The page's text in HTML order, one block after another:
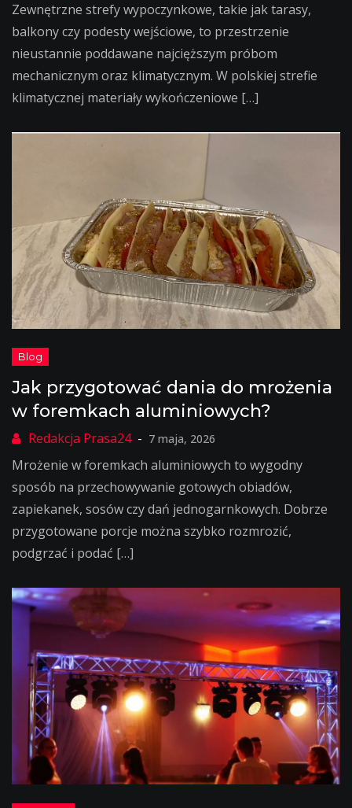
Zewnętrzne strefy wypoczynkowe, takie jak tarasy,
balkony czy podesty wejściowe, to przestrzenie
nieustannie poddawane najcięższym próbom
mechanicznym oraz klimatycznym. W polskiej strefie
klimatycznej materiały wykończeniowe […]
Jak przygotować dania do mrożenia
w foremkach aluminiowych?
7 maja, 2026
Mrożenie w foremkach aluminiowych to wygodny
sposób na przechowywanie gotowych obiadów,
zapiekanek, sosów czy dań jednogarnkowych. Dobrze
przygotowane porcje można szybko rozmrozić,
podgrzać i podać […]